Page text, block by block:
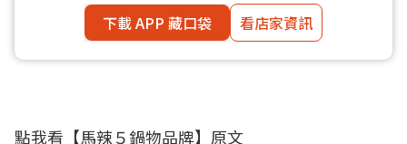
下載 APP 藏口袋 看店家資訊
點我看【馬辣５鍋物品牌】原文